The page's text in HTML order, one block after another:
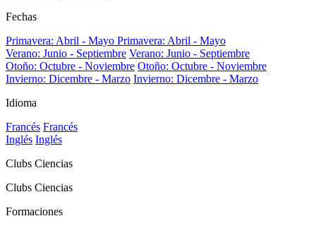
Fechas
Primavera: Abril - Mayo Primavera: Abril - Mayo
Verano: Junio - Septiembre Verano: Junio - Septiembre
Otoño: Octubre - Noviembre Otoño: Octubre - Noviembre
Invierno: Dicembre - Marzo Invierno: Dicembre - Marzo
Idioma
Francés Francés
Inglés Inglés
Clubs Ciencias
Clubs Ciencias
Formaciones